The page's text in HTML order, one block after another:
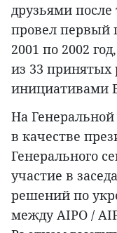
друзьями
провел первый
2001 по 2002
из 33 принятых
инициативами
На
в качестве
Генерального
участие в
решений по
между AIPO /